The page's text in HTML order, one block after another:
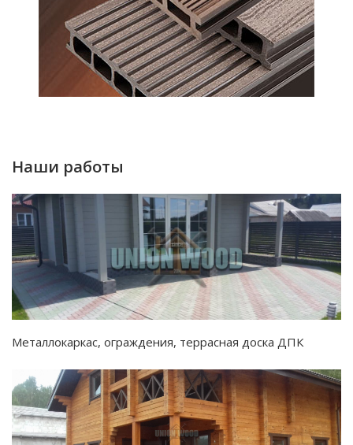
Наши работы
Металлокаркас, ограждения, террасная доска ДПК